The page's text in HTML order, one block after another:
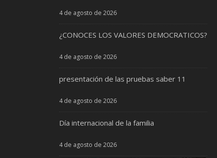
4 de agosto de 2026
¿CONOCES LOS VALORES DEMOCRATICOS?
4 de agosto de 2026
presentación de las pruebas saber 11
4 de agosto de 2026
Día internacional de la familia
4 de agosto de 2026